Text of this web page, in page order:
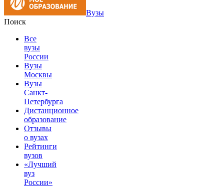
Вузы
Поиск
Все
вузы
России
Вузы
Москвы
Вузы
Санкт-
Петербурга
Дистанционное
образование
Отзывы
о вузах
Рейтинги
вузов
«Лучший
вуз
России»